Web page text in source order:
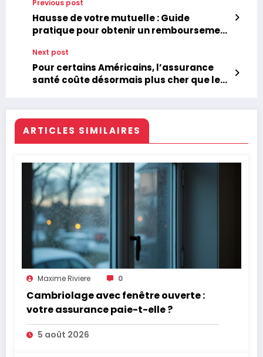
Previous post
Hausse de votre mutuelle : Guide
pratique pour obtenir un remboursement
Next post
Pour certains Américains, l’assurance
santé coûte désormais plus cher que leur
ARTICLES SIMILAIRES
Maxime Riviere 0
Cambriolage avec fenêtre ouverte :
votre assurance paie-t-elle ?
5 août 2026